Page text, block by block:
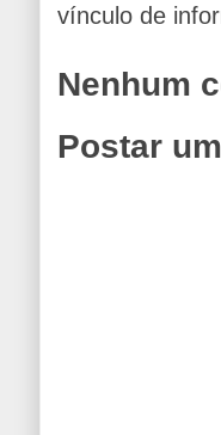
vínculo de
Nenhum
Postar